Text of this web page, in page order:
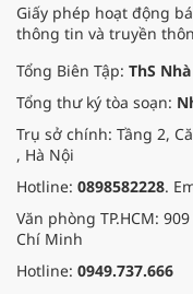
Giấy phép hoạt động
thông tin và truyền
Tổng Biên Tập: ThS
Tổng thư ký tòa soạn:
Trụ sở chính: Tầng 2,
, Hà Nội
Hotline: 0898582228.
Văn phòng TP.HCM:
Chí Minh
Hotline: 0949.737.666